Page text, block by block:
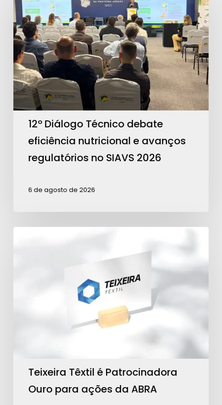
Técnico
debate
eficiência
nutricional
e
avanços
regulatórios
12º Diálogo Técnico debate
eficiência nutricional e avanços
regulatórios no SIAVS 2026
6 de agosto de 2026
Teixeira Têxtil é Patrocinadora
Ouro para ações da ABRA